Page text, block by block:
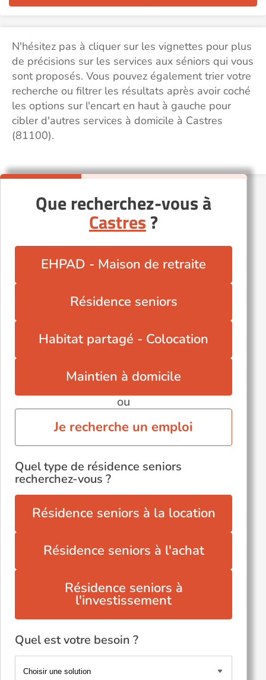
N'hésitez pas à cliquer sur les vignettes pour plus
de précisions sur les services aux séniors qui vous
sont proposés. Vous pouvez également trier votre
recherche ou filtrer les résultats après avoir coché
les options sur l'encart en haut à gauche pour
cibler d'autres services à domicile à Castres
(81100).
Que recherchez-vous à
Castres?
EHPAD - Maison de retraite
Résidence seniors
Habitat partagé - Colocation
Maintien à domicile
ou
Je recherche un emploi
Quel type de résidence seniors
recherchez-vous ?
Résidence seniors à la location
Résidence seniors à l'achat
Résidence seniors à
l'investissement
Quel est votre besoin ?